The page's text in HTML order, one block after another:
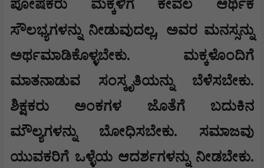
ಪೋಷಕರು ಮಕ್ಕಳಿಗೆ ಕೇವಲ ಆರ್ಥಿಕ
ಸೌಲಭ್ಯಗಳನ್ನು ನೀಡುವುದಲ್ಲ, ಅವರ ಮನಸ್ಸನ್ನು
ಅರ್ಥಮಾಡಿಕೊಳ್ಳಬೇಕು. ಮಕ್ಕಳೊಂದಿಗೆ
ಮಾತನಾಡುವ ಸಂಸ್ಕೃತಿಯನ್ನು ಬೆಳೆಸಬೇಕು.
ಶಿಕ್ಷಕರು ಅಂಕಗಳ ಜೊತೆಗೆ ಬದುಕಿನ
ಮೌಲ್ಯಗಳನ್ನು ಬೋಧಿಸಬೇಕು. ಸಮಾಜವು
ಯುವಕರಿಗೆ ಒಳ್ಳೆಯ ಆದರ್ಶಗಳನ್ನು ನೀಡಬೇಕು.